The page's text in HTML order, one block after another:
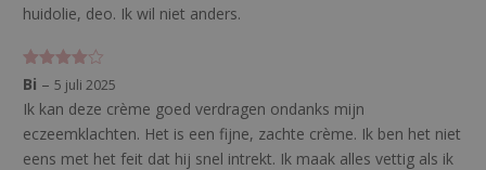
huidolie, deo. Ik wil niet anders.
Gewaarde
erd
4uit
5
Bi – 5 juli 2025
Ik kan deze crème goed verdragen ondanks mijn
eczeemklachten. Het is een fijne, zachte crème. Ik ben het niet
eens met het feit dat hij snel intrekt. Ik maak alles vettig als ik